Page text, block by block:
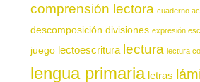
comprensión lectora cuaderno
descomposición divisiones expresión
juego lectoescritura lectura lectura
lengua primaria letras